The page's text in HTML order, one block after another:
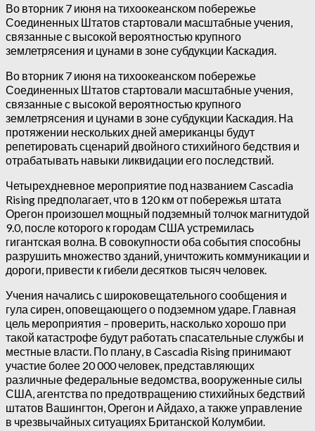
Во вторник 7 июня на тихоокеанском побережье
Соединенных Штатов стартовали масштабные учения,
связанные с высокой вероятностью крупного
землетрясения и цунами в зоне субдукции Каскадия.
Во вторник 7 июня на тихоокеанском побережье
Соединенных Штатов стартовали масштабные учения,
связанные с высокой вероятностью крупного
землетрясения и цунами в зоне субдукции Каскадия. На
протяжении нескольких дней американцы будут
репетировать сценарий двойного стихийного бедствия и
отрабатывать навыки ликвидации его последствий.
Четырехдневное мероприятие под названием Cascadia
Rising предполагает, что в 120 км от побережья штата
Орегон произошел мощный подземный толчок магнитудой
9.0, после которого к городам США устремилась
гигантская волна. В совокупности оба события способны
разрушить множество зданий, уничтожить коммуникации и
дороги, привести к гибели десятков тысяч человек.
Учения начались с широковещательного сообщения и
гула сирен, оповещающего о подземном ударе. Главная
цель мероприятия – проверить, насколько хорошо при
такой катастрофе будут работать спасательные службы и
местные власти. По плану, в Cascadia Rising принимают
участие более 20 000 человек, представляющих
различные федеральные ведомства, вооруженные силы
США, агентства по предотвращению стихийных бедствий
штатов Вашингтон, Орегон и Айдахо, а также управление
в чрезвычайных ситуациях Британской Колумбии.